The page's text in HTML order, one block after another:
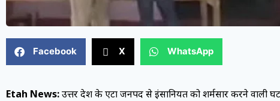
Facebook X WhatsApp
Etah News:उत्तर प्रदेश के एटा जनपद से इंसानियत को शर्मसार करने